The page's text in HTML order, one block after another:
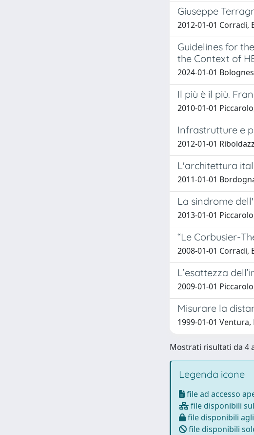
Giuseppe
2012-01-01 Corradi,
Guidelines for
the Context of
2024-01-01
Il più è il più.
2010-01-01
Infrastrutture e
2012-01-01
L'architettura
2011-01-01
La sindrome
2013-01-01
“Le Corbusier-
2008-01-01 Corradi,
L’esattezza
2009-01-01
Misurare la
1999-01-01 Ventura,
Mostrati risultati da 4
Legenda icone
file ad accesso
file disponibili
file disponibili
file disponibili